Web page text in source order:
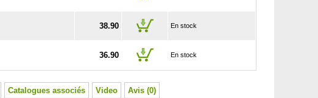
38.90 En stock
36.90 En stock
Catalogues associés Video Avis (0)